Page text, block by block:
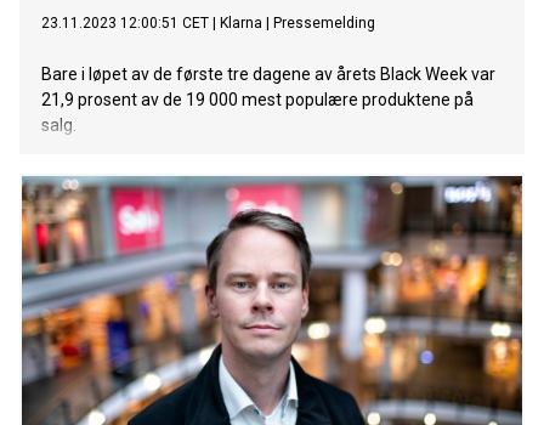
23.11.2023 12:00:51 CET Klarna Pressemelding
Bare i løpet av de første tre dagene av årets Black Week var
21,9 prosent av de 19 000 mest populære produktene på
salg.